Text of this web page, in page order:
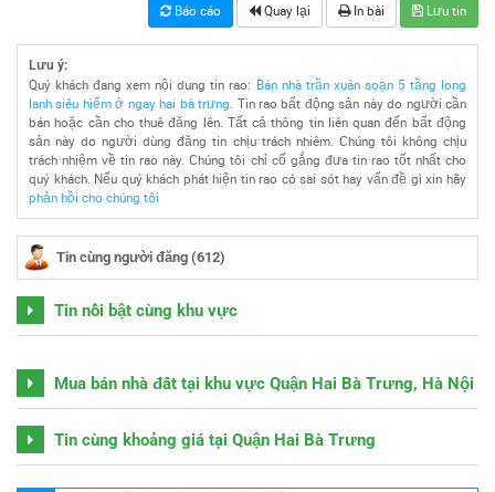
Báo cáo Quay lại In bài Lưu tin
Lưu ý:
Quý khách đang xem nội dung tin rao: Bán nhà trần xuân soạn 5 tầng long
lanh siêu hiếm ở ngay hai bà trưng . Tin rao bất động sản này do người cần
bán hoặc cần cho thuê đăng lên. Tất cả thông tin liên quan đến bất động
sản này do người dùng đăng tin chịu trách nhiêm. Chúng tôi không chịu
trách nhiệm về tin rao này. Chúng tôi chỉ cố gắng đưa tin rao tốt nhất cho
quý khách. Nếu quý khách phát hiện tin rao có sai sót hay vấn đề gì xin hãy
phản hồi cho chúng tôi
Tin cùng người đăng (612)
Tin nổi bật cùng khu vực
Mua bán nhà đất tại khu vực Quận Hai Bà Trưng, Hà Nội
Tin cùng khoảng giá tại Quận Hai Bà Trưng